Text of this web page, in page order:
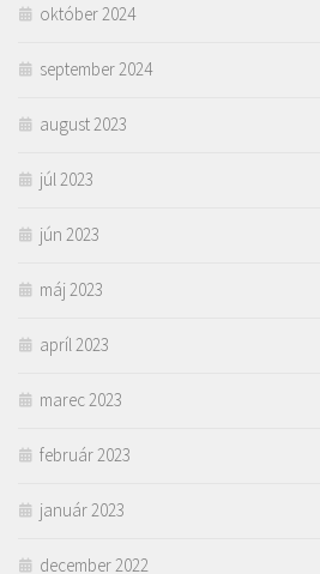
október 2024
september 2024
august 2023
júl 2023
jún 2023
máj 2023
apríl 2023
marec 2023
február 2023
január 2023
december 2022